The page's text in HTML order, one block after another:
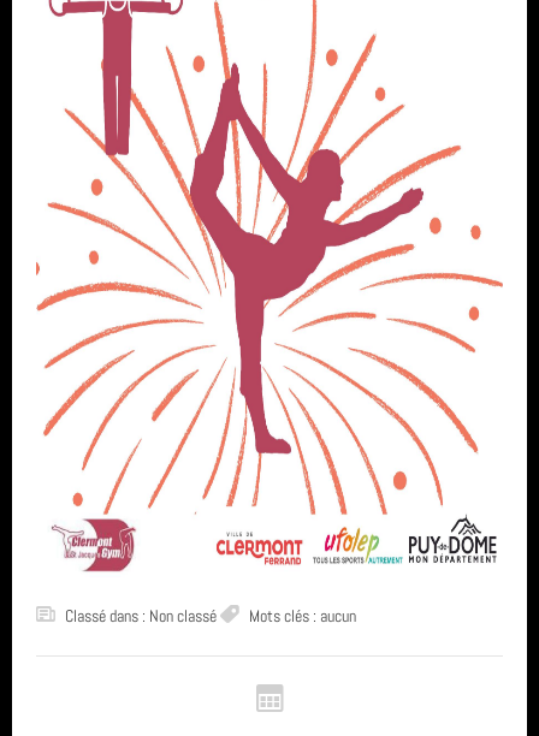
Classé dans : Non classé Mots clés : aucun